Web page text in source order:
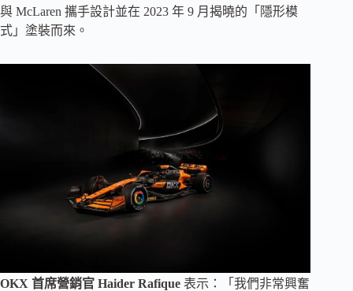
與 McLaren 攜手設計並在 2023 年 9 月揭曉的「隱形模
式」塗裝而來。
OKX 首席營銷官 Haider Rafique 表示：「我們非常興奮